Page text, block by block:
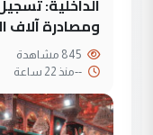
ومصادرة آلاف
--منذ 22 ساعة